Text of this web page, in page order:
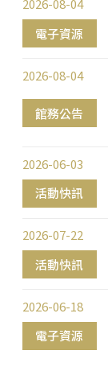
電子資源
2026-08-04
館務公告
2026-08-04
活動快訊
2026-06-03
活動快訊
2026-07-22
電子資源
2026-06-18